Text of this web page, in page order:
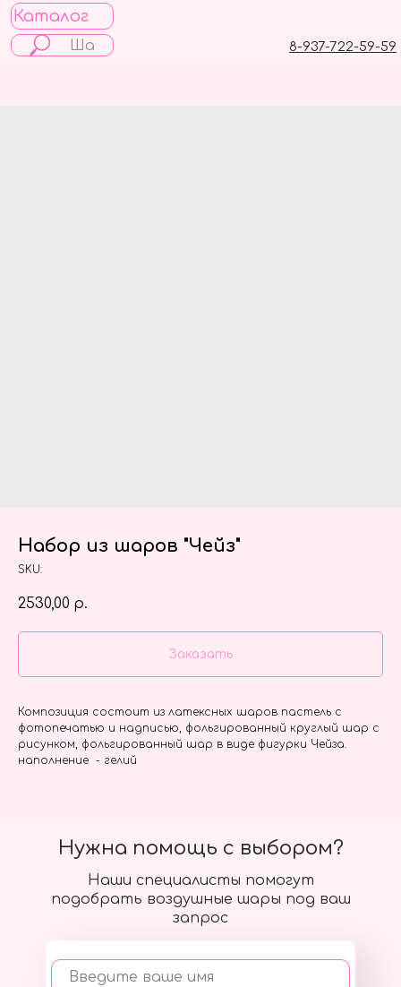
Каталог
8-937-722-59-59
Набор из шаров "Чейз"
SKU:
2530,00 р.
Заказать
Композиция состоит из латексных шаров пастель с
фотопечатью и надписью, фольгированный круглый шар с
рисунком, фольгированный шар в виде фигурки Чейза.
наполнение - гелий
Наши специалисты помогут
подобрать воздушные шары под ваш
запрос
Введите ваше имя
Нужна помощь с выбором?